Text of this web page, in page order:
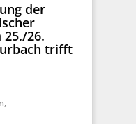
der
25./26.
trifft
,